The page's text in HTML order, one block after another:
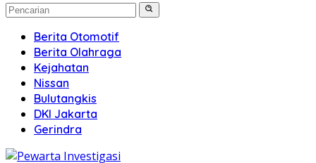
Berita Otomotif
Berita Olahraga
Kejahatan
Nissan
Bulutangkis
DKI Jakarta
Gerindra